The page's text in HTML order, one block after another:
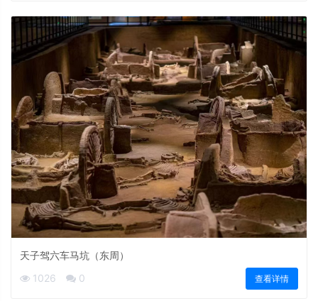
天子驾六车马坑（东周）
1026
0 查看详情